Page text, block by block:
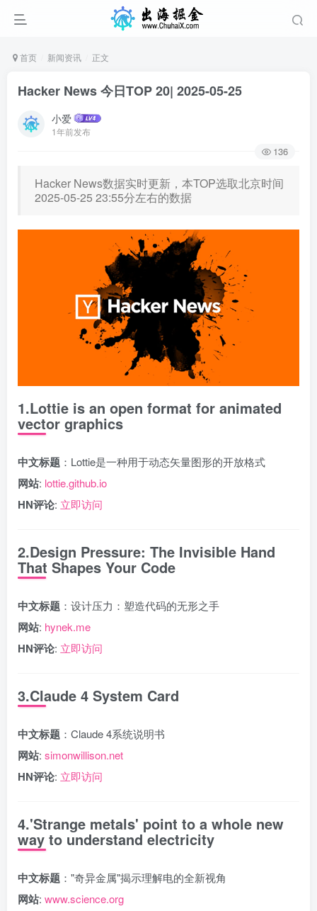
首页 新闻资讯 正文
Hacker News 今日TOP 20| 2025-05-25
小爱
1年前发布
136
Hacker News数据实时更新，本TOP选取北京时间
2025-05-25 23:55分左右的数据
1.Lottie is an open format for animated
vector graphics
中文标题 ：Lottie是一种用于动态矢量图形的开放格式
网站: lottie.github.io
HN评论: 立即访问
2.Design Pressure: The Invisible Hand
That Shapes Your Code
中文标题 ：设计压力：塑造代码的无形之手
网站: hynek.me
HN评论: 立即访问
3.Claude 4 System Card
中文标题 ：Claude 4系统说明书
网站: simonwillison.net
HN评论: 立即访问
4.'Strange metals' point to a whole new
way to understand electricity
中文标题 ："奇异金属"揭示理解电的全新视角
网站: www.science.org